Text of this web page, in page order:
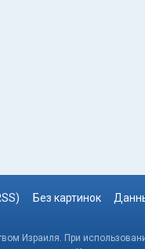
Без картинок
Израиля. При